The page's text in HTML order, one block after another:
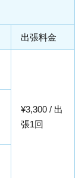
出張料金
¥3,300 / 出
張1回